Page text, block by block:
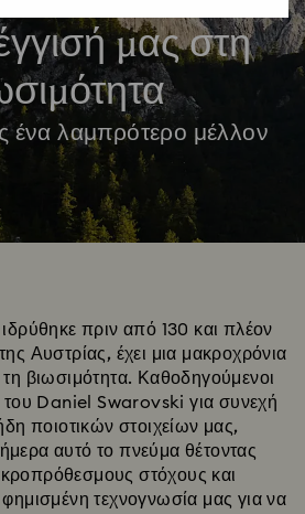
μας στη
ένα λαμπρότερο μέλλον
πριν από 130 και πλέον
Αυστρίας, έχει μια μακροχρόνια
βιωσιμότητα. Καθοδηγούμενοι
Daniel Swarovski για συνεχή
ποιοτικών στοιχείων μας,
αυτό το πνεύμα θέτοντας
στόχους και
τεχνογνωσία μας για να